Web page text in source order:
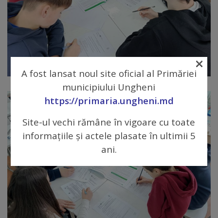
Comisii
de
specialitate
Regulamentul
Consiliului
Servicii
Plăți
A fost lansat noul site oficial al Primăriei
municipiului Ungheni
https://primaria.ungheni.md
Site-ul vechi rămâne în vigoare cu toate
informațiile și actele plasate în ultimii 5
ani.
×